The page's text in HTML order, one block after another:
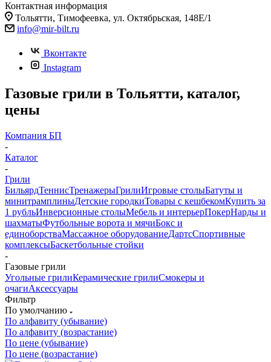
Контактная информация
Тольятти, Тимофеевка, ул. Октябрьская, 148Е/1
info@mir-bilt.ru
Вконтакте
Instagram
Газовые грили в Тольятти, каталог,
цены
Компания БП
-
Каталог
-
Грили
БильярдТеннисТренажерыГрилиИгровые столыБатуты и
минитрамплиныДетские городкиТовары с кешбекомКупить за
1 рубльИнверсионные столыМебель и интерьерПокерНарды и
шахматыФутбольные ворота и мячиБокс и
единоборстваМассажное оборудованиеДартсСпортивные
комплексыБаскетбольные стойки
-
Газовые грили
Угольные грилиКерамические грилиСмокеры и
очагиАксессуары
Фильтр
По умолчанию
По алфавиту (убывание)
По алфавиту (возрастание)
По цене (убывание)
По цене (возрастание)